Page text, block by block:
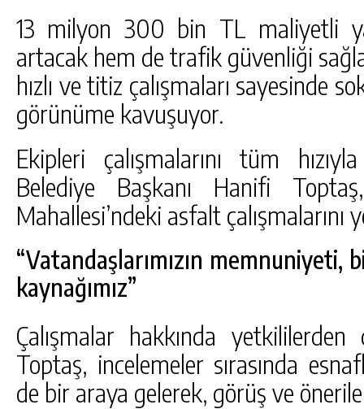
13 milyon 300 bin TL maliyetli
artacak hem de trafik güvenliği
hızlı ve titiz çalışmaları sayesinde
görünüme kavuşuyor.
Ekipleri çalışmalarını tüm
Belediye Başkanı Hanifi
Mahallesi’ndeki asfalt çalışmalarını
“Vatandaşlarımızın
kaynağımız”
Çalışmalar hakkında
Toptaş, incelemeler sırasında
de bir araya gelerek, görüş ve